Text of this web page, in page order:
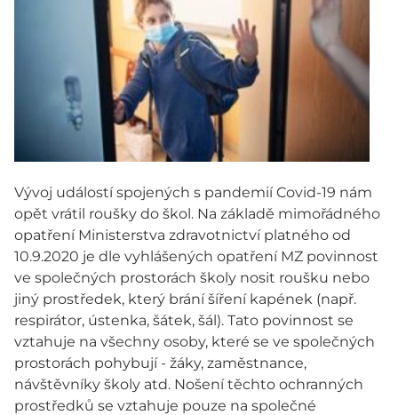
Vývoj událostí spojených s pandemií Covid-19 nám
opět vrátil roušky do škol. Na základě mimořádného
opatření Ministerstva zdravotnictví platného od
10.9.2020 je dle vyhlášených opatření MZ povinnost
ve společných prostorách školy nosit roušku nebo
jiný prostředek, který brání šíření kapének (např.
respirátor, ústenka, šátek, šál). Tato povinnost se
vztahuje na všechny osoby, které se ve společných
prostorách pohybují - žáky, zaměstnance,
návštěvníky školy atd. Nošení těchto ochranných
prostředků se vztahuje pouze na společné